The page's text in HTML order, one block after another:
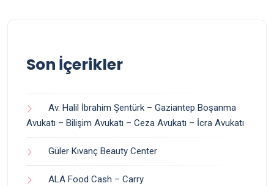
Son İçerikler
Av. Halil İbrahim Şentürk – Gaziantep Boşanma
Avukatı – Bilişim Avukatı – Ceza Avukatı – İcra Avukatı
Güler Kıvanç Beauty Center
ALA Food Cash – Carry